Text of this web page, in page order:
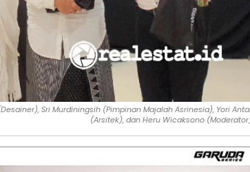
Sri Murdiningsih (Pimpinan Majalah Asrinesia), Yori
(Arsitek), dan Heru Wicaksono